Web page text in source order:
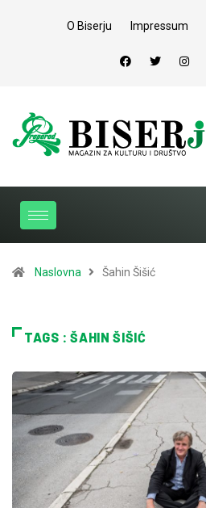
O Biserju Impressum
Naslovna Šahin Šišić
TAGS : ŠAHIN ŠIŠIĆ